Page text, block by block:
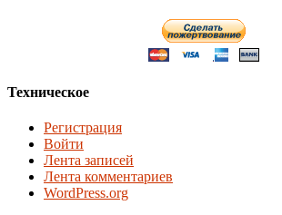
Техническое
Регистрация
Войти
Лента записей
Лента комментариев
WordPress.org